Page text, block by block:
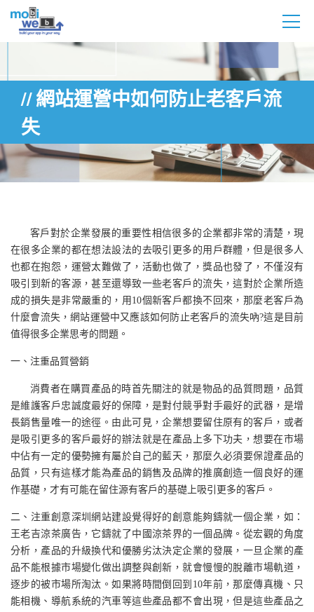
網站運營中如何防止老客戶流
失
客戶對於企業發展的重要性相信很多的企業都非常的清楚，現
在很多企業的都在想法設法的去吸引更多的用戶群體，但是很多人
也都在抱怨，運營太難做了，活動也做了，獎品也發了，不僅沒有
吸引到新的客源，甚至還導致一些老客戶的流失，這對於企業所造
成的損失是非常嚴重的，用10個新客戶都換不回來，那麼老客戶為
什麼會流失，網站運營中又應該如何防止老客戶的流失吶?這是目前
值得很多企業思考的問題。
一、注重品質營銷
消費者在購買產品的時首先關注的就是物品的品質問題，品質
是維護客戶忠誠度最好的保障，是對付競爭對手最好的武器，是增
長銷售量唯一的途徑。由此可見，企業想要留住原有的客戶，或者
是吸引更多的客戶最好的辦法就是在產品上多下功夫，想要在市場
中佔有一定的優勢擁有屬於自己的藍天，那麼久必須要保證產品的
品質，只有這樣才能為產品的銷售及品牌的推廣創造一個良好的運
作基礎，才有可能在留住源有客戶的基礎上吸引更多的客戶。
二、注重創意深圳網站建設覺得好的創意能夠鑄就一個企業，如：
王老吉涼茶廣告，它鑄就了中國涼茶界的一個品牌。從宏觀的角度
分析，產品的升級換代和優勝劣汰決定企業的發展，一旦企業的產
品不能根據市場變化做出調整與創新，就會慢慢的脫離市場軌道，
逐步的被市場所淘汰。如果將時間倒回到10年前，那麼傳真機、只
能相機、導航系統的汽車等這些產品都不會出現，但是這些產品之